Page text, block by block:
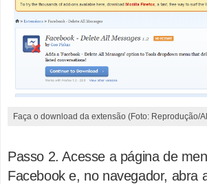
Faça o download da extensão (Foto: Reprodução/
Passo 2. Acesse a página de
Facebook e, no navegador, abra